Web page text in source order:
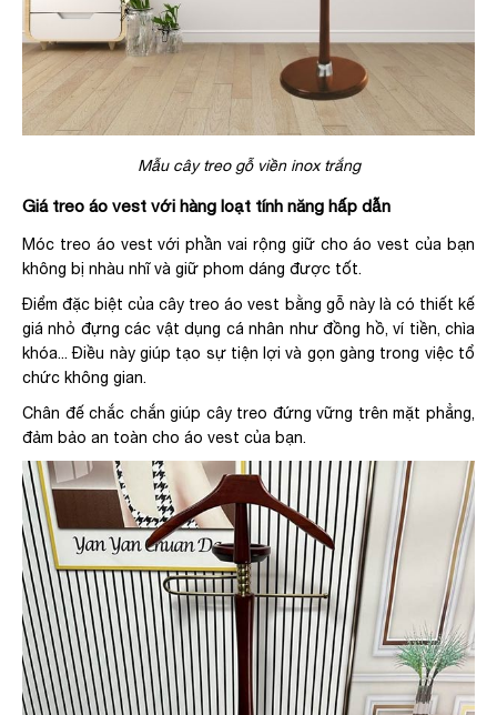
Mẫu cây treo gỗ viền inox trắng
Giá treo áo vest với hàng loạt tính năng hấp dẫn
Móc treo áo vest với phần vai rộng giữ cho áo vest của bạn
không bị nhàu nhĩ và giữ phom dáng được tốt.
Điểm đặc biệt của cây treo áo vest bằng gỗ này là có thiết kế
giá nhỏ đựng các vật dụng cá nhân như đồng hồ, ví tiền, chìa
khóa... Điều này giúp tạo sự tiện lợi và gọn gàng trong việc tổ
chức không gian.
Chân đế chắc chắn giúp cây treo đứng vững trên mặt phẳng,
đảm bảo an toàn cho áo vest của bạn.